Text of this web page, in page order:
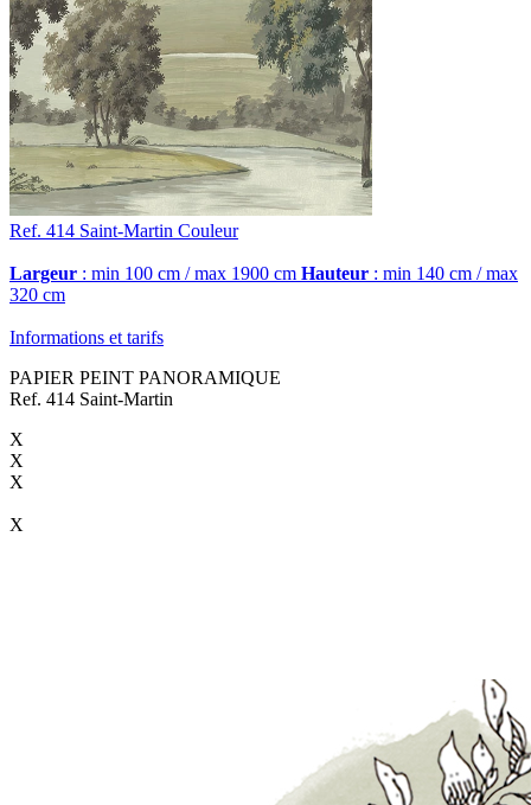
Ref. 414 Saint-Martin Couleur
Largeur : min 100 cm / max 1900 cm Hauteur : min 140 cm / max
320 cm
Informations et tarifs
PAPIER PEINT PANORAMIQUE
Ref. 414 Saint-Martin
X
X
X
X